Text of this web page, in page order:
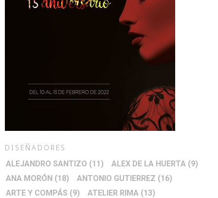
DISEÑADORES
ALEJANDRO SANTIZO (11) ALEX DE LA HUERTA (9)
ANA MORÓN (18) ANTONIO GUTIERREZ (16)
ARTE Y COMPÁS (9) ATELIER RIMA (13)